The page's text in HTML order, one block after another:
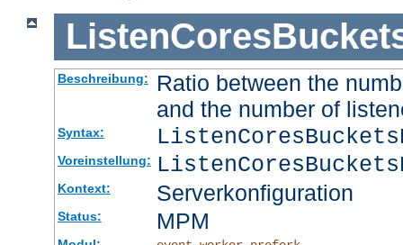
Beschreibung:
Ratio between the
and the number of
Syntax:
Voreinstellung:
Kontext: Serverkonfiguration
Status: MPM